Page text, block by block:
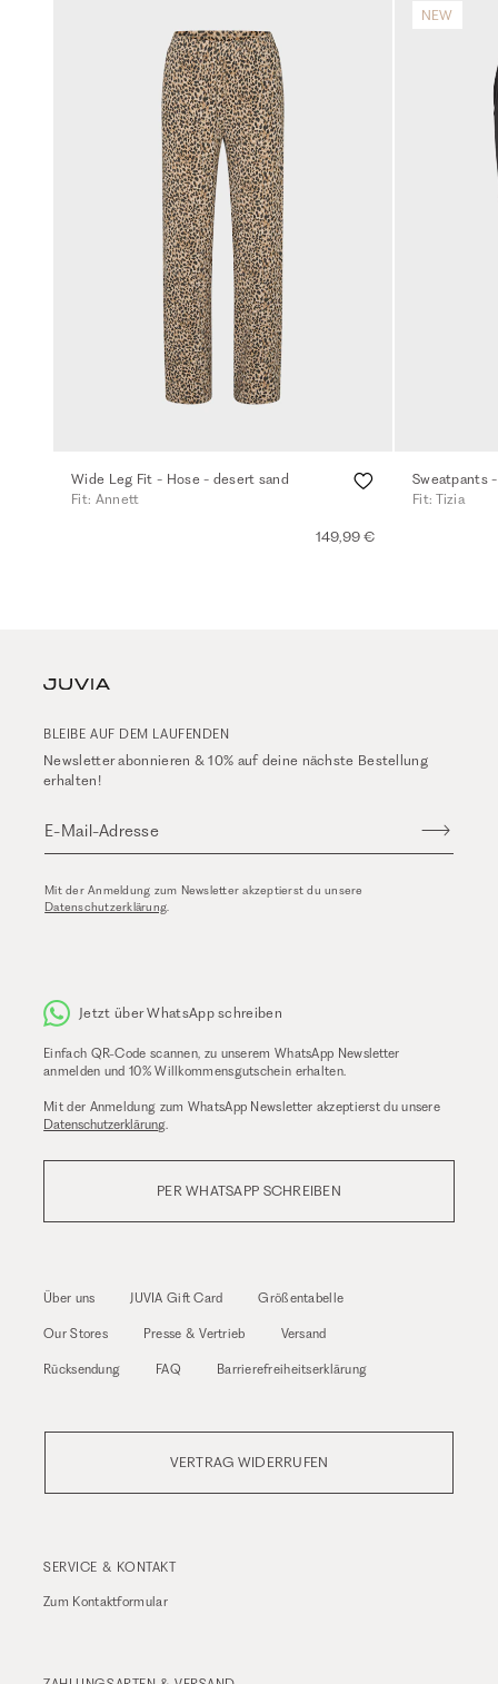
Wide Leg Fit - Hose - desert sand
Fit: Annett
149,99 €
NEW
Sweatpants
Fit: Tizia
BLEIBE AUF DEM LAUFENDEN
Newsletter abonnieren & 10% auf deine nächste Bestellung
erhalten!
E-Mail-Adresse
Mit der Anmeldung zum Newsletter akzeptierst du unsere
Datenschutzerklärung.
Jetzt über WhatsApp schreiben
Einfach QR-Code scannen, zu unserem WhatsApp Newsletter
anmelden und 10% Willkommensgutschein erhalten.
Mit der Anmeldung zum WhatsApp Newsletter akzeptierst du unsere
Datenschutzerklärung.
PER WHATSAPP SCHREIBEN
Über uns JUVIA Gift Card Größentabelle
Our Stores Presse & Vertrieb Versand
Rücksendung FAQ Barrierefreiheitserklärung
VERTRAG WIDERRUFEN
SERVICE & KONTAKT
Zum Kontaktformular